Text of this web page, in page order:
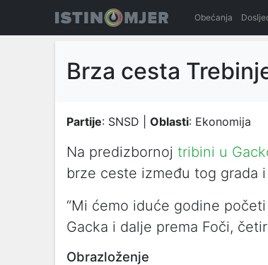
Obećanja
Brza cesta
Partije: SNSD | Oblasti: Ekonomija
Na predizbornoj tribini u
brze ceste između tog grada
“Mi ćemo iduće godine
Gacka i dalje prema Foči,
Obrazloženje